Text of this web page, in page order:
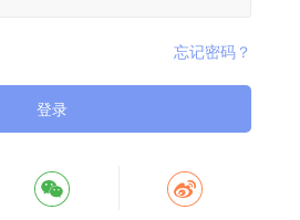
忘记密码？
登录